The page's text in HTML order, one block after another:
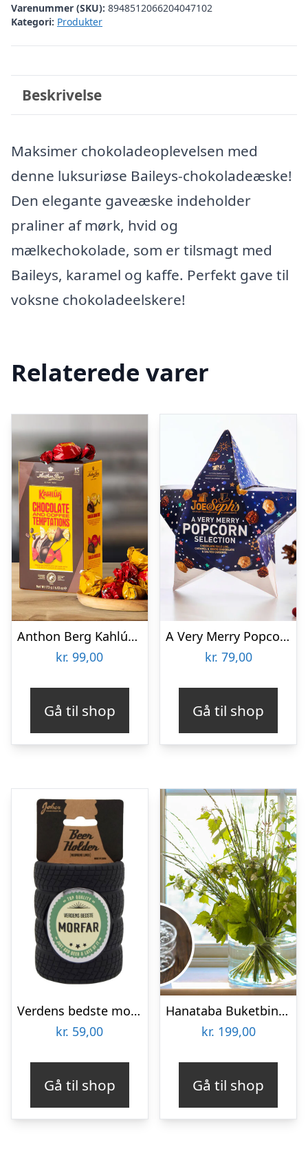
Varenummer (SKU): 8948512066204047102
Kategori: Produkter
Beskrivelse
Maksimer chokoladeoplevelsen med
denne luksuriøse Baileys-chokoladeæske!
Den elegante gaveæske indeholder
praliner af mørk, hvid og
mælkechokolade, som er tilsmagt med
Baileys, karamel og kaffe. Perfekt gave til
voksne chokoladeelskere!
Relaterede varer
Anthon Berg Kahlúa Temptations
kr. 99,00
Gå til shop
A Very Merry Popcorn Selection Gaveæske – Joe & Seph’s
kr. 79,00
Gå til shop
Verdens bedste morfar – Dåsekøler
kr. 59,00
Gå til shop
Hanataba Buketbinder
kr. 199,00
Gå til shop